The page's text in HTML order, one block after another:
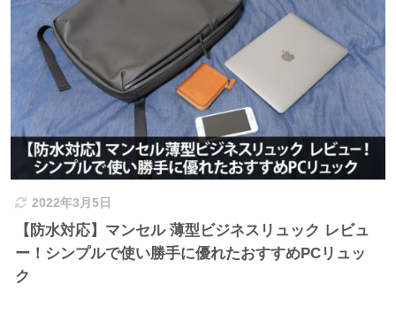
2022年3月5日
【防水対応】マンセル 薄型ビジネスリュック レビュ
ー！シンプルで使い勝手に優れたおすすめPCリュッ
ク